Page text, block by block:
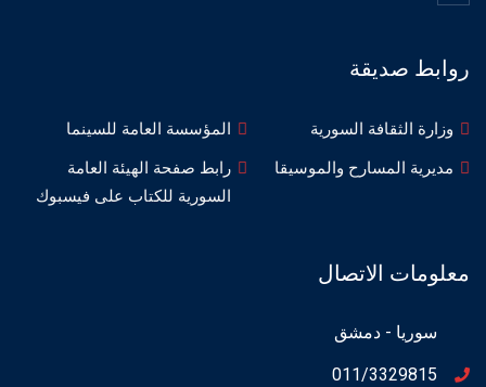
روابط صديقة
وزارة الثقافة السورية
المؤسسة العامة للسينما
مديرية المسارح والموسيقا
رابط صفحة الهيئة العامة
السورية للكتاب على فيسبوك
معلومات الاتصال
سوريا - دمشق
011/3329815